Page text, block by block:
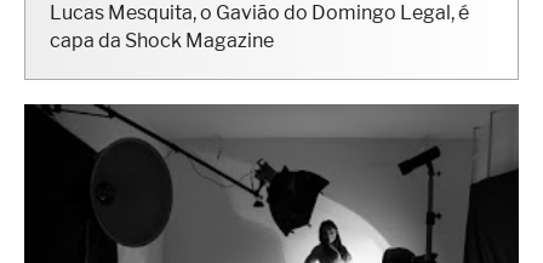
Lucas Mesquita, o Gavião do Domingo Legal, é
capa da Shock Magazine